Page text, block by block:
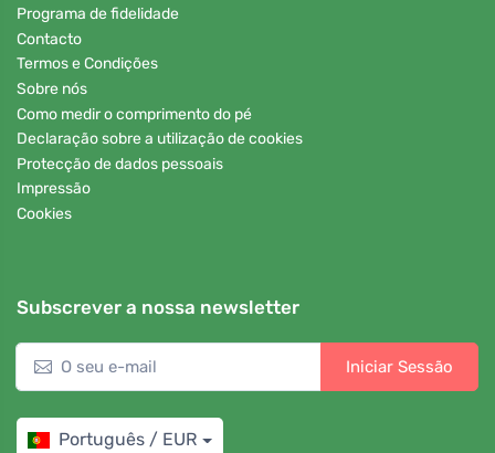
Programa de fidelidade
Contacto
Termos e Condições
Sobre nós
Como medir o comprimento do pé
Declaração sobre a utilização de cookies
Protecção de dados pessoais
Impressão
Cookies
Subscrever a nossa newsletter
Iniciar Sessão
Português / EUR